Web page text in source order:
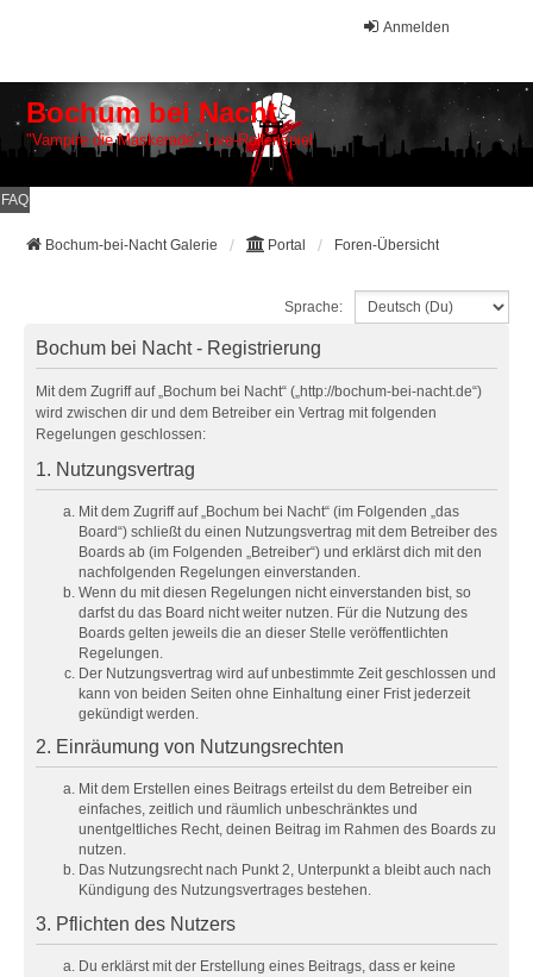
Anmelden
Bochum bei Nacht
"Vampire die Maskerade" Live-Rollenspiel
FAQ
Bochum-bei-Nacht Galerie Portal Foren-Übersicht
Sprache:
Bochum bei Nacht - Registrierung
Mit dem Zugriff auf „Bochum bei Nacht“ („http://bochum-bei-nacht.de“)
wird zwischen dir und dem Betreiber ein Vertrag mit folgenden
Regelungen geschlossen:
1. Nutzungsvertrag
Mit dem Zugriff auf „Bochum bei Nacht“ (im Folgenden „das
Board“) schließt du einen Nutzungsvertrag mit dem Betreiber des
Boards ab (im Folgenden „Betreiber“) und erklärst dich mit den
nachfolgenden Regelungen einverstanden.
Wenn du mit diesen Regelungen nicht einverstanden bist, so
darfst du das Board nicht weiter nutzen. Für die Nutzung des
Boards gelten jeweils die an dieser Stelle veröffentlichten
Regelungen.
Der Nutzungsvertrag wird auf unbestimmte Zeit geschlossen und
kann von beiden Seiten ohne Einhaltung einer Frist jederzeit
gekündigt werden.
2. Einräumung von Nutzungsrechten
Mit dem Erstellen eines Beitrags erteilst du dem Betreiber ein
einfaches, zeitlich und räumlich unbeschränktes und
unentgeltliches Recht, deinen Beitrag im Rahmen des Boards zu
nutzen.
Das Nutzungsrecht nach Punkt 2, Unterpunkt a bleibt auch nach
Kündigung des Nutzungsvertrages bestehen.
3. Pflichten des Nutzers
Du erklärst mit der Erstellung eines Beitrags, dass er keine